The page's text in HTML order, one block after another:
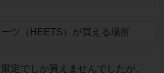
定でしか買えませんでしたが、